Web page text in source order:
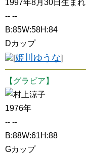
1997年8月30日生まれ
-- --
B:85W:58H:84
Dカップ
[姫川ゆうな]
【グラビア】
村上涼子
1976年
-- --
B:88W:61H:88
Gカップ